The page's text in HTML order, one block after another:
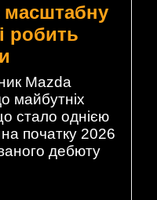
масштабну
робить
Mazda
майбутніх
стало однією
початку 2026
дебюту